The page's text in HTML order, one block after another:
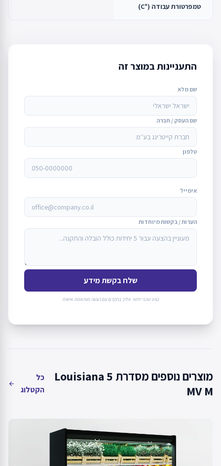
טמפרטורת עבודה (°C)
התעניינות במוצר זה
שם מלא
שם העסק / חברה
טלפון
אימייל
הערות / בקשות מיוחדות
שלח בקשת מידע
נציג טכני יחזור אליך בהקדם עם הצעה מותאמת אישית
מוצרים נוספים מסדרת Louisiana 5
MV M
כל
הקטלוג
arrow_back